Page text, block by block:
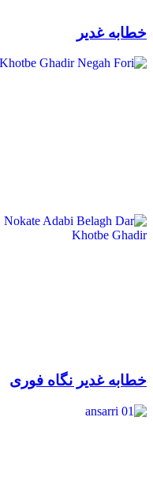
خطابه غدیر
خطابه غدیر نگاه فوری